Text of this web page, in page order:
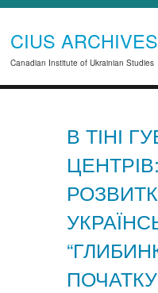
CIUS ARCHIVES
Canadian Institute of Ukrainian Studies
В ТІНІ